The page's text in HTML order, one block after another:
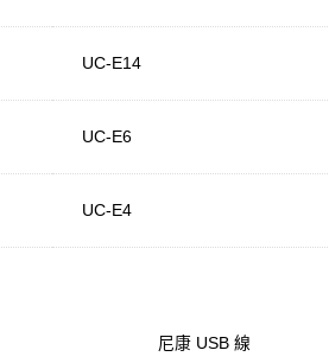
UC-E14
UC-E6
UC-E4
尼康 USB 線